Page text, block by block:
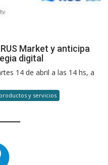
Market y anticipa
digital
14 de abril a las 14 hs, a
y servicios